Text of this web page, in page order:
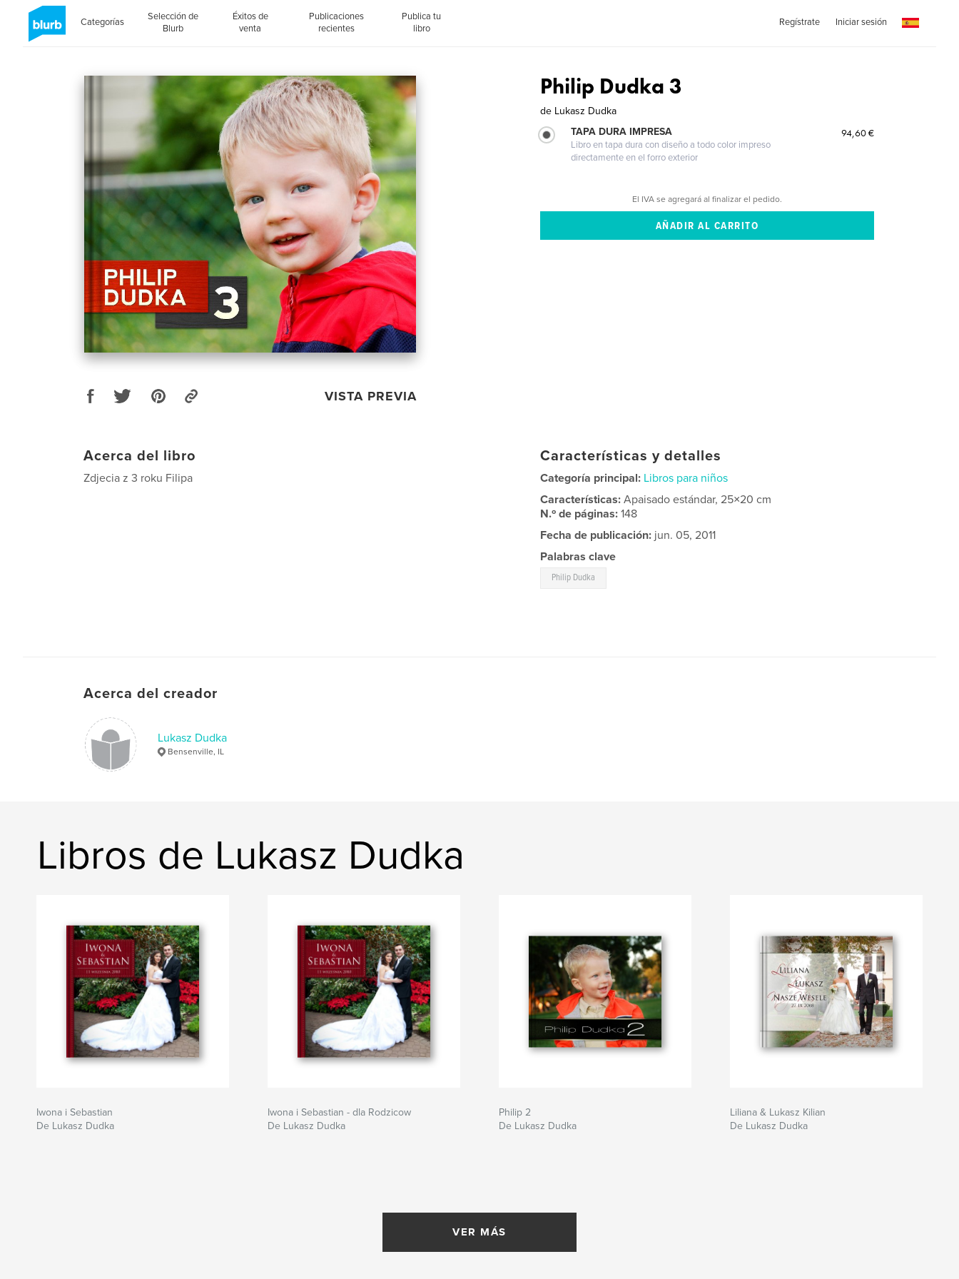
Categorías
Selección de
Blurb
Éxitos de
venta
Publicaciones
recientes
Publica tu
libro
Regístrate Iniciar sesión
VISTA PREVIA
Philip Dudka 3
de Lukasz Dudka
TAPA DURA IMPRESA
Libro en tapa dura con diseño a todo color impreso
directamente en el forro exterior
94,60 €
El IVA se agregará al finalizar el pedido.
Acerca del libro
Zdjecia z 3 roku Filipa
Características y detalles
Categoría principal: Libros para niños
Características:Apaisado estándar, 25×20 cm
N.º de páginas:148
Fecha de publicación: jun. 05, 2011
Palabras clave
Philip Dudka
Acerca del creador
Lukasz Dudka
Bensenville, IL
Libros de Lukasz Dudka
Iwona i Sebastian
De Lukasz Dudka
Iwona i Sebastian - dla Rodzicow
De Lukasz Dudka
Philip 2
De Lukasz Dudka
Liliana & Lukasz Kilian
De Lukasz Dudka
VER MÁS